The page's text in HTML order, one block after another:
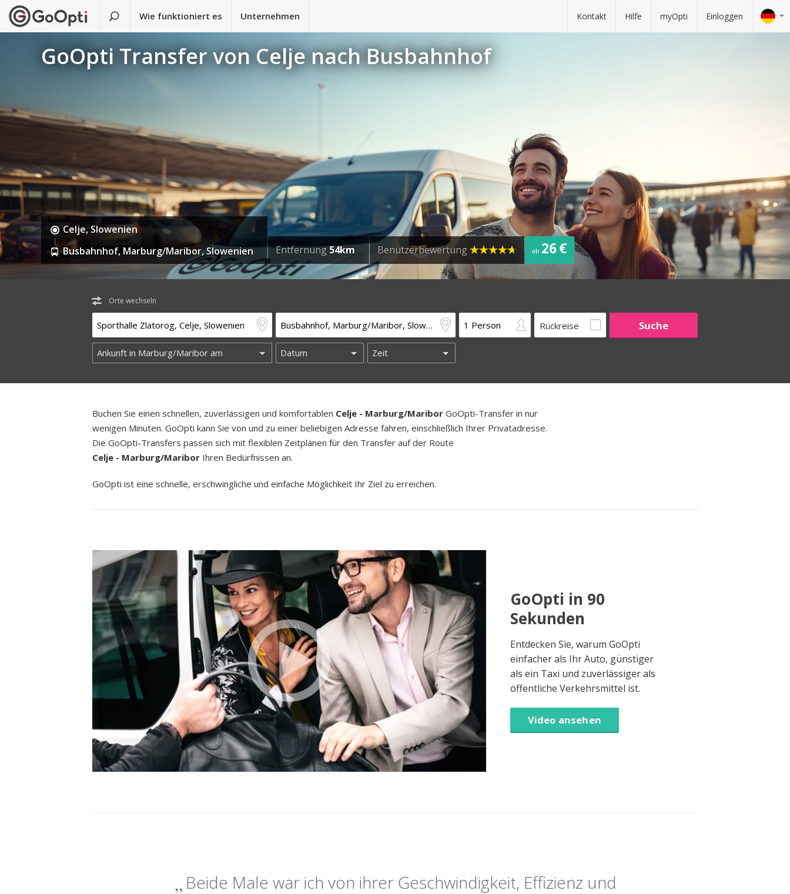
Wie funktioniert es Unternehmen Kontakt Hilfe myOpti Einloggen
GoOpti Transfer von Celje nach Busbahnhof
Celje, Slowenien
Busbahnhof, Marburg/Maribor, Slowenien
Entfernung54km Benutzerbewertung ab 26 €
Orte wechseln
Rückreise
Buchen Sie einen schnellen, zuverlässigen und komfortablen Celje - Marburg/Maribor GoOpti-Transfer in nur
wenigen Minuten. GoOpti kann Sie von und zu einer beliebigen Adresse fahren, einschließlich Ihrer Privatadresse.
Die GoOpti-Transfers passen sich mit flexiblen Zeitplänen für den Transfer auf der Route
Celje - Marburg/Maribor Ihren Bedürfnissen an.
GoOpti ist eine schnelle, erschwingliche und einfache Möglichkeit Ihr Ziel zu erreichen.
GoOpti in 90
Sekunden
Entdecken Sie, warum GoOpti
einfacher als Ihr Auto, günstiger
als ein Taxi und zuverlässiger als
öffentliche Verkehrsmittel ist.
Video ansehen
Beide Male war ich von ihrer Geschwindigkeit, Effizienz und